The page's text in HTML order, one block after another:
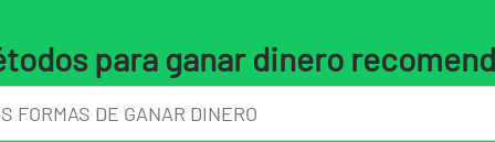
para ganar dinero